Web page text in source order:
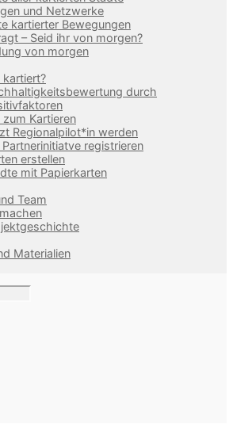
und Netzwerke
kartierter Bewegungen
– Seid ihr von morgen?
von morgen
kartiert?
durch
zum Kartieren
Regionalpilot*in werden
Partnerinitiatve registrieren
erstellen
mit Papierkarten
Team
Materialien